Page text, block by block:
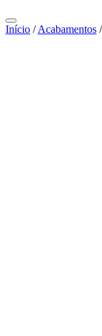
Início /Acabamentos /